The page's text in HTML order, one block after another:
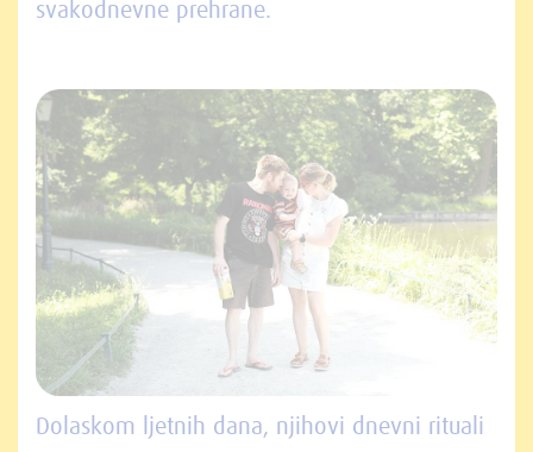
svakodnevne prehrane.
Dolaskom ljetnih dana, njihovi dnevni rituali